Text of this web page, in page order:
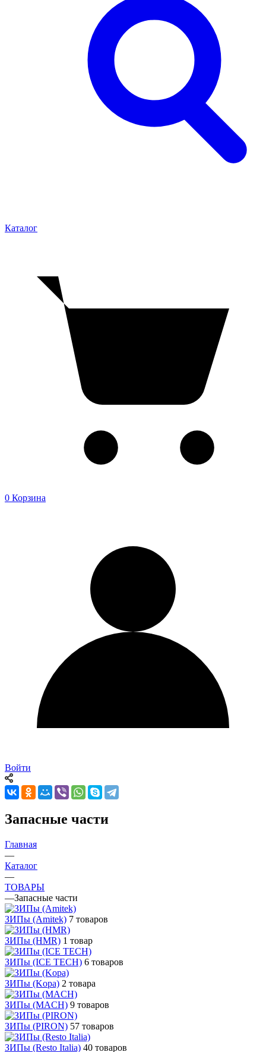
Каталог
0 Корзина
Войти
Запасные части
Главная
—
Каталог
—
ТОВАРЫ
—Запасные части
ЗИПы (Amitek) 7 товаров
ЗИПы (HMR) 1 товар
ЗИПы (ICE TECH) 6 товаров
ЗИПы (Kopa) 2 товара
ЗИПы (MACH) 9 товаров
ЗИПы (PIRON) 57 товаров
ЗИПы (Resto Italia) 40 товаров